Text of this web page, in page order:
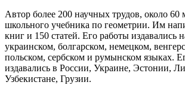
Автор более 200 научных трудов, около 60
школьного учебника по геометрии. Им
книг и 150 статей. Его работы издавались
украинском, болгарском, немецком,
польском, сербском и румынском языках.
издавались в России, Украине, Эстонии,
Узбекистане, Грузии.